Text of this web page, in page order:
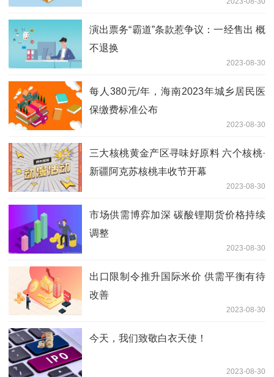
演出票务“霸道”条款惹争议：一经售出 概
不退换
2023-08-30
每人380元/年，海南2023年城乡居民医
保缴费标准公布
2023-08-30
三大核桃黄金产区寻味好原料 六个核桃·
新疆阿克苏核桃丰收节开幕
2023-08-30
市场供需博弈加深 碳酸锂期货价格持续
调整
2023-08-30
出口限制令推升国际米价 供需平衡有待
改善
2023-08-30
今天，我们致敬白衣天使！
2023-08-30